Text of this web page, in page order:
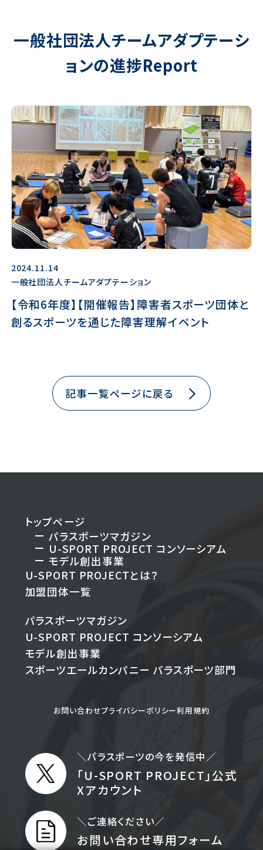
一般社団法人チームアダプテーシ
ョンの進捗Report
2024.11.14
一般社団法人チームアダプテーション
【令和6年度】【開催報告】障害者スポーツ団体と
創るスポーツを通じた障害理解イベント
記事一覧ページに戻る
トップページ
パラスポーツマガジン
U-SPORT PROJECT コンソーシアム
モデル創出事業
U-SPORT PROJECTとは？
加盟団体一覧
パラスポーツマガジン
U-SPORT PROJECT コンソーシアム
モデル創出事業
スポーツエールカンパニー パラスポーツ部門
お問い合わせプライバシーポリシー利用規約
＼パラスポーツの今を発信中／
「U-SPORT PROJECT」公式
Xアカウント
＼ご連絡ください／
お問い合わせ専用フォーム